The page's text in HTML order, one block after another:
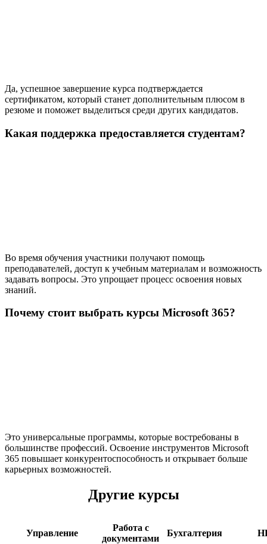
Да, успешное завершение курса подтверждается
сертификатом, который станет дополнительным плюсом в
резюме и поможет выделиться среди других кандидатов.
Какая поддержка предоставляется студентам?
Во время обучения участники получают помощь
преподавателей, доступ к учебным материалам и возможность
задавать вопросы. Это упрощает процесс освоения новых
знаний.
Почему стоит выбрать курсы Microsoft 365?
Это универсальные программы, которые востребованы в
большинстве профессий. Освоение инструментов Microsoft
365 повышает конкурентоспособность и открывает больше
карьерных возможностей.
Другие курсы
Управление
Работа с
документами
Бухгалтерия